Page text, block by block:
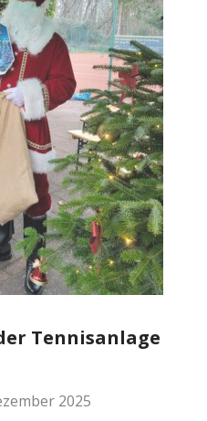
Tennisanlage
2025